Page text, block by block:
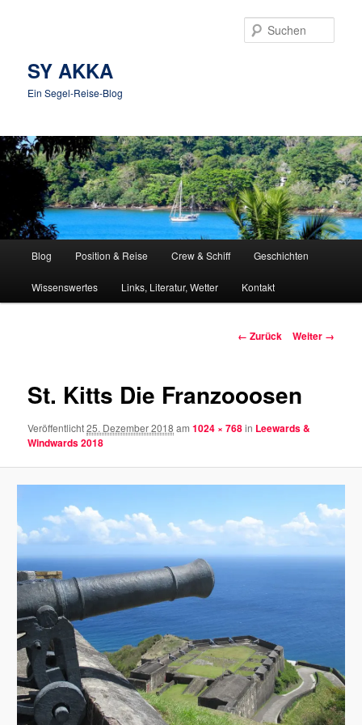
SY AKKA
Ein Segel-Reise-Blog
Blog Position & Reise Crew & Schiff Geschichten
Wissenswertes Links, Literatur, Wetter Kontakt
Bilder-
← Zurück Weiter →
St. Kitts Die Franzooosen
Veröffentlicht25. Dezember 2018 am1024 × 768in Leewards &
Windwards 2018